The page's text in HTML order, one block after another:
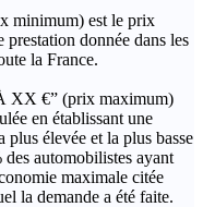
minimum) est le prix
donnée dans les
la France.
XX €” (prix maximum)
en établissant une
élevée et la plus basse
automobilistes ayant
maximale citée
la demande a été faite.